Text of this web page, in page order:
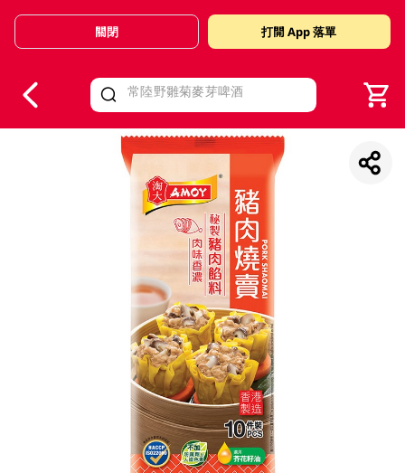
Valid Until 30 June 2026
關閉 打開 App 落單